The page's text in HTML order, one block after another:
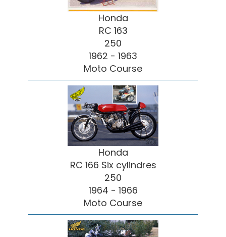
Honda
RC 163
250
1962 - 1963
Moto Course
Honda
RC 166 Six cylindres
250
1964 - 1966
Moto Course